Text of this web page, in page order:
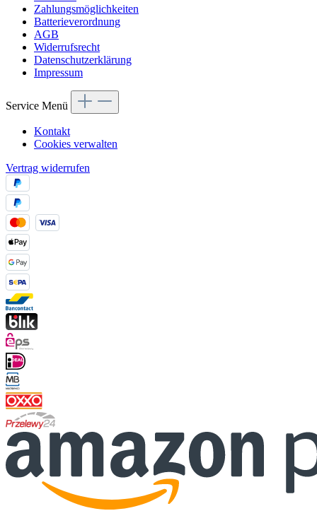
Zahlungsmöglichkeiten
Batterieverordnung
AGB
Widerrufsrecht
Datenschutzerklärung
Impressum
Service Menü
Kontakt
Cookies verwalten
Vertrag widerrufen